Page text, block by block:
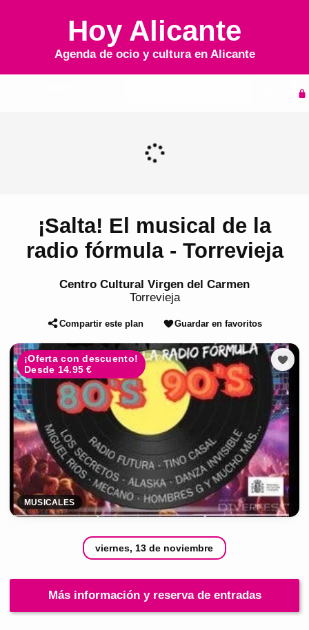
Hoy Alicante
Agenda de ocio y cultura en Alicante
¡Salta! El musical de la
radio fórmula - Torrevieja
Centro Cultural Virgen del Carmen
Torrevieja
Compartir este plan Guardar en favoritos
¡Oferta con descuento!
Desde 14.95 €
MUSICALES
viernes, 13 de noviembre
Más información y reserva de entradas